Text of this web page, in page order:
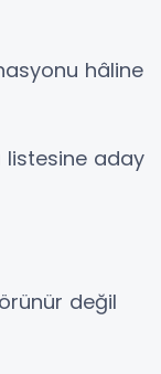
hâline
listesine aday
değil